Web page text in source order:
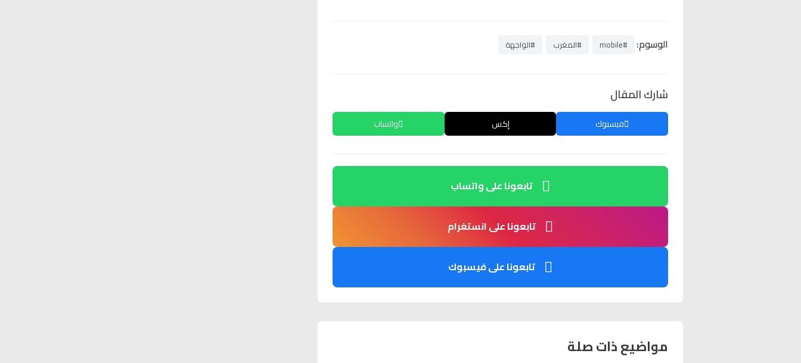
الوسوم: #mobile #المغرب #الواجهة
شارك المقال
فيسبوك إكس واتساب
تابعونا على واتساب
تابعونا على انستغرام
تابعونا على فيسبوك
مواضيع ذات صلة